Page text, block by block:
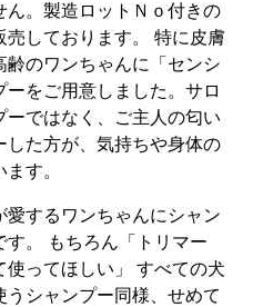
ん。製造ロットＮｏ付きの
しております。 特に皮膚
のワンちゃんに「センシ
をご用意しました。サロ
ーではなく、ご主人の匂い
た方が、気持ちや身体の
す。
するワンちゃんにシャン
。 もちろん「トリマー
ってほしい」 すべての犬
シャンプー同様、せめて